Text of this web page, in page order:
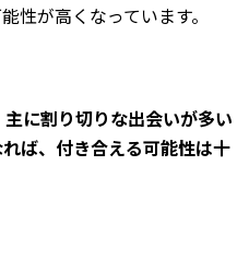
性が高くなっています。
主に割り切りな出会いが多い
ば、付き合える可能性は十